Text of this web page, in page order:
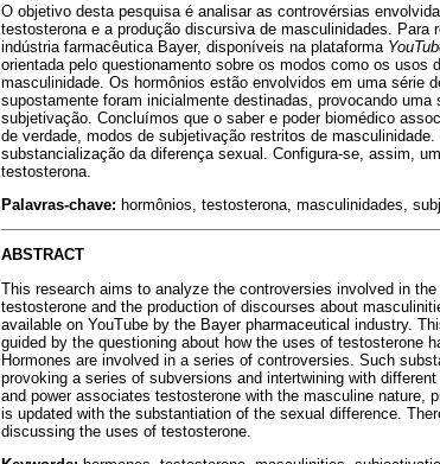
O objetivo desta pesquisa é analisar as controvérsias
testosterona e a produção discursiva de masculinidades.
indústria farmacêutica Bayer, disponíveis na plataforma
orientada pelo questionamento sobre os modos como os
masculinidade. Os hormônios estão envolvidos em uma série
supostamente foram inicialmente destinadas, provocando
subjetivação. Concluímos que o saber e poder biomédico
de verdade, modos de subjetivação restritos de
substancialização da diferença sexual. Configura-se, assim,
testosterona.
Palavras-chave: hormônios, testosterona, masculinidades,
ABSTRACT
This research aims to analyze the controversies involved in
testosterone and the production of discourses about
available on YouTube by the Bayer pharmaceutical industry.
guided by the questioning about how the uses of testosterone
Hormones are involved in a series of controversies. Such
provoking a series of subversions and intertwining with
and power associates testosterone with the masculine
is updated with the substantiation of the sexual difference.
discussing the uses of testosterone.